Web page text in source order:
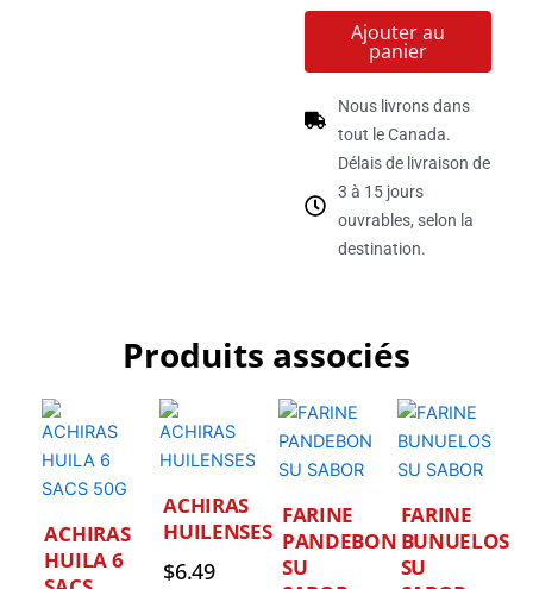
Ajouter au
panier
Nous livrons dans
tout le Canada.
Délais de livraison de
3 à 15 jours
ouvrables, selon la
destination.
Produits associés
ACHIRAS
HUILA 6
ACHIRAS
HUILENSES
$6.49
FARINE
PANDEBONO
SU
FARINE
BUNUELOS
SU